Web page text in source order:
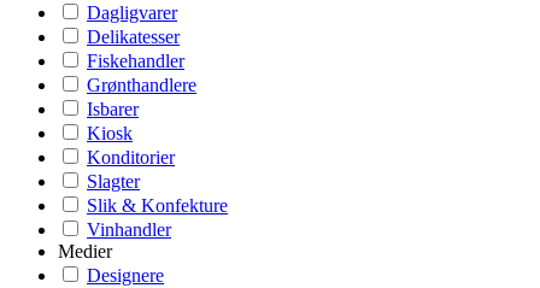
Dagligvarer
Delikatesser
Fiskehandler
Grønthandlere
Isbarer
Kiosk
Konditorier
Slagter
Slik & Konfekture
Vinhandler
Medier
Designere